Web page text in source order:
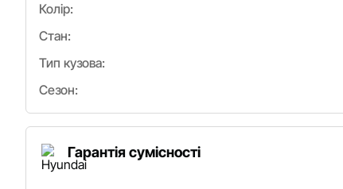
Колір:
Стан:
Тип кузова:
Сезон:
Гарантія сумісності